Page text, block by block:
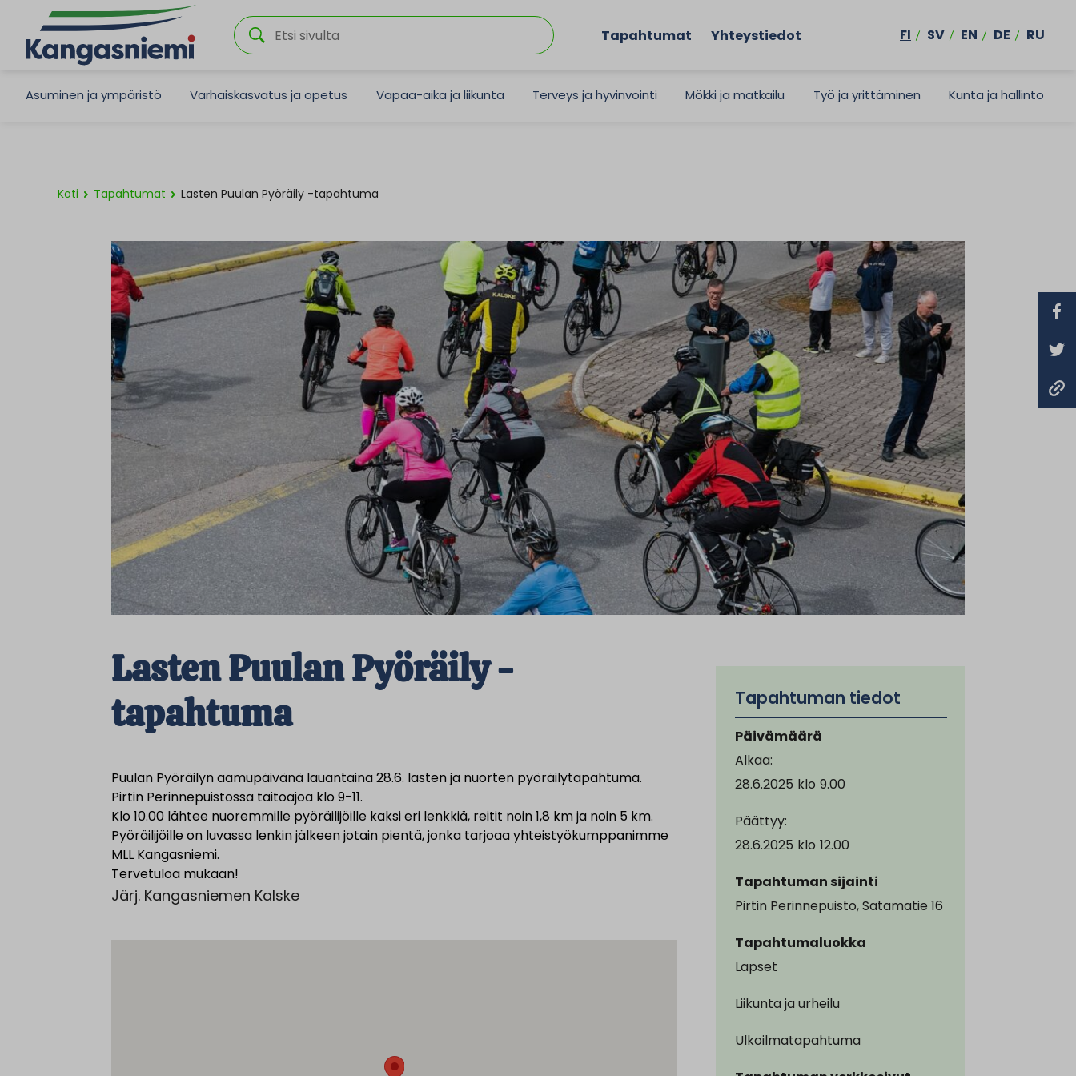
Tapahtumat Yhteystiedot FI SV EN DE RU
Asuminen ja ympäristö Varhaiskasvatus ja opetus Vapaa-aika ja liikunta Terveys ja hyvinvointi Mökki ja matkailu Työ ja yrittäminen Kunta ja hallinto
Koti Tapahtumat Lasten Puulan Pyöräily -tapahtuma
Lasten Puulan Pyöräily -
tapahtuma
Puulan Pyöräilyn aamupäivänä lauantaina 28.6. lasten ja nuorten pyöräilytapahtuma.
Pirtin Perinnepuistossa taitoajoa klo 9-11.
Klo 10.00 lähtee nuoremmille pyöräilijöille kaksi eri lenkkiä, reitit noin 1,8 km ja noin 5 km.
Pyöräilijöille on luvassa lenkin jälkeen jotain pientä, jonka tarjoaa yhteistyökumppanimme
MLL Kangasniemi.
Tervetuloa mukaan!
Järj. Kangasniemen Kalske
Tapahtuman tiedot
Päivämäärä
Alkaa:
28.6.2025 klo 9.00
Päättyy:
28.6.2025 klo 12.00
Tapahtuman sijainti
Pirtin Perinnepuisto, Satamatie 16
Tapahtumaluokka
Lapset
Liikunta ja urheilu
Ulkoilmatapahtuma